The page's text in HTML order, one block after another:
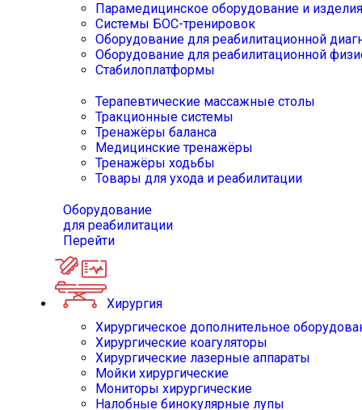
Парамедицинское оборудование и изделия
Системы БОС-тренировок
Оборудование для реабилитационной
Оборудование для реабилитационной
Стабилоплатформы
Терапевтические массажные столы
Тракционные системы
Тренажёры баланса
Медицинские тренажёры
Тренажёры ходьбы
Товары для ухода и реабилитации
Оборудование
для реабилитации
Перейти
Хирургия
Хирургическое дополнительное
Хирургические коагуляторы
Хирургические лазерные аппараты
Мойки хирургические
Мониторы хирургические
Налобные бинокулярные лупы